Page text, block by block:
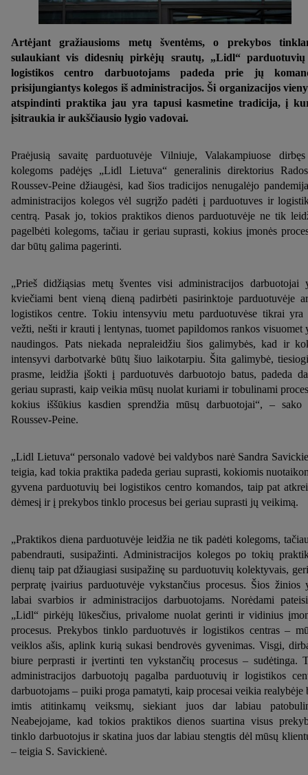
Artėjant gražiausioms metų šventėms, o prekybos
sulaukiant vis didesnių pirkėjų srautų, „Lidl“
logistikos centro darbuotojams padeda prie jų
prisijungiantys kolegos iš administracijos. Ši organizacijos
atspindinti praktika jau yra tapusi kasmetine tradicija, į
įsitraukia ir aukščiausio lygio vadovai.
Praėjusią savaitę parduotuvėje Vilniuje, Valakampiuose
kolegoms padėjęs „Lidl Lietuva“ generalinis direktorius
Roussev-Peine džiaugėsi, kad šios tradicijos nenugalėjo
administracijos kolegos vėl sugrįžo padėti į parduotuves ir
centrą. Pasak jo, tokios praktikos dienos parduotuvėje ne tik
pagelbėti kolegoms, tačiau ir geriau suprasti, kokius įmonės
dar būtų galima pagerinti.
„Prieš didžiąsias metų šventes visi administracijos darbuotojai
kviečiami bent vieną dieną padirbėti pasirinktoje parduotuvėje
logistikos centre. Tokiu intensyviu metu parduotuvėse tikrai yra
vežti, nešti ir krauti į lentynas, tuomet papildomos rankos visuomet
naudingos. Pats niekada nepraleidžiu šios galimybės, kad ir
intensyvi darbotvarkė būtų šiuo laikotarpiu. Šita galimybė,
prasme, leidžia įšokti į parduotuvės darbuotojo batus, padeda
geriau suprasti, kaip veikia mūsų nuolat kuriami ir tobulinami
kokius iššūkius kasdien sprendžia mūsų darbuotojai“, – sako
Roussev-Peine.
„Lidl Lietuva“ personalo vadovė bei valdybos narė Sandra
teigia, kad tokia praktika padeda geriau suprasti, kokiomis
gyvena parduotuvių bei logistikos centro komandos, taip pat
dėmesį ir į prekybos tinklo procesus bei geriau suprasti jų veikimą.
„Praktikos diena parduotuvėje leidžia ne tik padėti kolegoms,
pabendrauti, susipažinti. Administracijos kolegos po tokių
dienų taip pat džiaugiasi susipažinę su parduotuvių kolektyvais,
perpratę įvairius parduotuvėje vykstančius procesus. Šios žinios
labai svarbios ir administracijos darbuotojams. Norėdami
„Lidl“ pirkėjų lūkesčius, privalome nuolat gerinti ir vidinius
procesus. Prekybos tinklo parduotuvės ir logistikos centras –
veiklos ašis, aplink kurią sukasi bendrovės gyvenimas. Visgi,
biure perprasti ir įvertinti ten vykstančių procesus – sudėtinga.
administracijos darbuotojų pagalba parduotuvių ir logistikos
darbuotojams – puiki proga pamatyti, kaip procesai veikia realybėje
imtis atitinkamų veiksmų, siekiant juos dar labiau
Neabejojame, kad tokios praktikos dienos suartina visus
tinklo darbuotojus ir skatina juos dar labiau stengtis dėl mūsų
– teigia S. Savickienė.